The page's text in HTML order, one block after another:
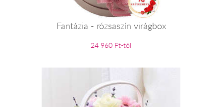
Fantázia - rózsaszín virágbox
24 960 Ft-tól